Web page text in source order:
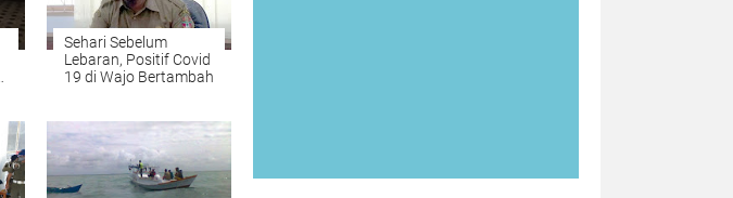
Sehari Sebelum
Lebaran, Positif Covid
19 di Wajo Bertambah